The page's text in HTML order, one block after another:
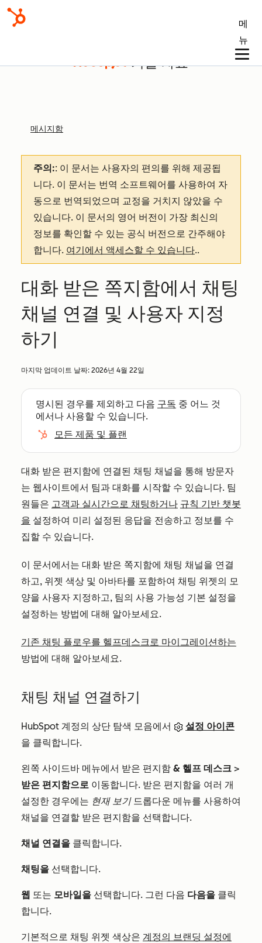
메
뉴
기술 자료
메시지함
주의:: 이 문서는 사용자의 편의를 위해 제공됩
니다. 이 문서는 번역 소프트웨어를 사용하여 자
동으로 번역되었으며 교정을 거치지 않았을 수
있습니다. 이 문서의 영어 버전이 가장 최신의
정보를 확인할 수 있는 공식 버전으로 간주해야
합니다. 여기에서 액세스할 수 있습니다..
대화 받은 쪽지함에서 채팅
채널 연결 및 사용자 지정
하기
마지막 업데이트 날짜: 2026년 4월 22일
명시된 경우를 제외하고 다음 구독 중 어느 것
에서나 사용할 수 있습니다.
모든 제품 및 플랜
대화 받은 편지함에 연결된 채팅 채널을 통해 방문자
는 웹사이트에서 팀과 대화를 시작할 수 있습니다. 팀
원들은 고객과 실시간으로 채팅하거나 규칙 기반 챗봇
을 설정하여 미리 설정된 응답을 전송하고 정보를 수
집할 수 있습니다.
이 문서에서는 대화 받은 쪽지함에 채팅 채널을 연결
하고, 위젯 색상 및 아바타를 포함하여 채팅 위젯의 모
양을 사용자 지정하고, 팀의 사용 가능성 기본 설정을
설정하는 방법에 대해 알아보세요.
기존 채팅 플로우를 헬프데스크로 마이그레이션하는
방법에 대해 알아보세요.
채팅 채널 연결하기
HubSpot 계정의 상단 탐색 모음에서
설정 아이콘
을 클릭합니다.
왼쪽 사이드바 메뉴에서 받은 편지함 & 헬프 데스크 >
받은 편지함으로 이동합니다. 받은 편지함을 여러 개
설정한 경우에는 현재 보기드롭다운 메뉴를 사용하여
채널을 연결할 받은 편지함을 선택합니다.
채널 연결을 클릭합니다.
채팅을 선택합니다.
웹 또는 모바일을 선택합니다. 그런 다음 다음을 클릭
합니다.
기본적으로 채팅 위젯 색상은 계정의 브랜딩 설정에